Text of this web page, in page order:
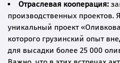
Отраслевая кооперация:
производственных
уникальный проект
которого грузинский опыт
для высадки более 25 000